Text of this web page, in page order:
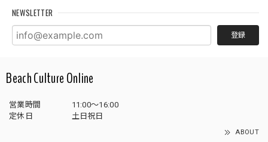
NEWSLETTER
登録
Beach Culture Online
営業時間
11:00～16:00
定休日
土日祝日
ABOUT